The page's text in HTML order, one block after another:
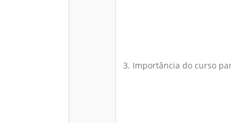
3. Importância do curso